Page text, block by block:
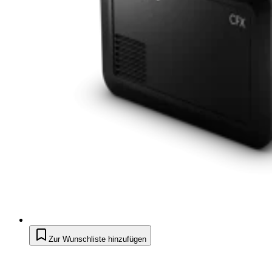
Zur Wunschliste hinzufügen